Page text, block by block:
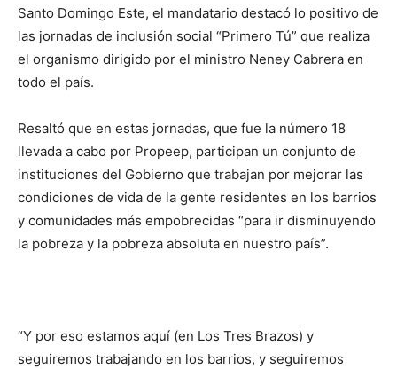
Santo Domingo Este, el mandatario destacó lo positivo de
las jornadas de inclusión social “Primero Tú” que realiza
el organismo dirigido por el ministro Neney Cabrera en
todo el país.
Resaltó que en estas jornadas, que fue la número 18
llevada a cabo por Propeep, participan un conjunto de
instituciones del Gobierno que trabajan por mejorar las
condiciones de vida de la gente residentes en los barrios
y comunidades más empobrecidas “para ir disminuyendo
la pobreza y la pobreza absoluta en nuestro país”.
“Y por eso estamos aquí (en Los Tres Brazos) y
seguiremos trabajando en los barrios, y seguiremos